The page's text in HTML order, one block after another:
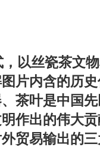
以丝瓷茶文
片内含的历
茶叶是中国
作出的伟大
贸易输出的